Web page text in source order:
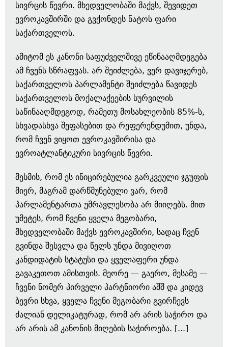
სივრცის წევრი. მხედველობაში მაქვს, შევიდეთ
ევროკავშირში და გვქონდეს ნატოს ფარი
საქართველოს.
ამიტომ ეს კანონი საფუძველშივე ეწინააღმდეგება
ამ ჩვენს სწრაფვას. არ შეიძლება, ვერ დავიჯერებ,
საქართველოს პარლამენტი შეიძლება წავიდეს
საქართველოს მოქალაქეების სურვილის
საწინააღმდეგოდ, რამეთუ მოსახლეობის 85%-ს,
სხვადასხვა შეფასებით და რეფერენდუმით, უნდა,
რომ ჩვენ ვიყოთ ევროკავშირისა და
ევროატლანტიკური სივრცის წევრი.
მესმის, რომ ეს ინიცირებულია გარკვეული ჯგუფის
მიერ, მაგრამ დარწმუნებული ვარ, რომ
პარლამენტართა უმრავლესობა არ მიიღებს. მით
უმეტეს, რომ ჩვენი ყველა მეგობარი,
მხედველობაში მაქვს ევროკავშირი, სადაც ჩვენ
გვინდა შესვლა და წელს უნდა მივიღოთ
კანდიდატის სტატუსი და ყველაფერი უნდა
გავაკეთოთ ამისთვის. მეორე — გაერო, მესამე —
ჩვენი ნომერ პირველი პარტნიორი აშშ და კიდევ
ბევრი სხვა, ყველა ჩვენი მეგობარი გვირჩევს
ძალიან დელიკატურად, რომ არ არის საჭირო და
არ არის ამ კანონის მიღების საჭიროება. [...]